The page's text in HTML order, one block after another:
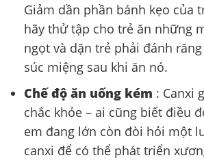
Giảm dần phần bánh kẹo của
hãy thử tập cho trẻ ăn những
ngọt và dặn trẻ phải đánh
súc miệng sau khi ăn nó.
Chế độ ăn uống kém : Canxi
chắc khỏe – ai cũng biết điều
em đang lớn còn đòi hỏi một
canxi để có thể phát triển